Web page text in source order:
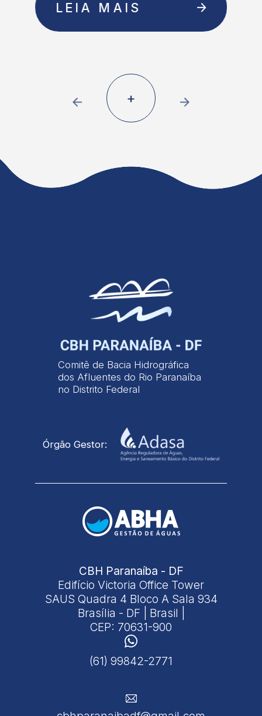
LEIA MAIS
+
Comitê de Bacia Hidrográfica
dos Afluentes do Rio Paranaíba
no Distrito Federal
Órgão Gestor:
CBH Paranaíba - DF
Edifício Victoria Office Tower
SAUS Quadra 4 Bloco A Sala 934
Brasília - DF | Brasil |
CEP: 70631-900
(61) 99842-2771